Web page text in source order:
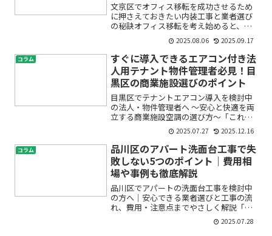
文京区でオフィス移転を成功させるため
に押さえておきたい内装工事と業者選び
の秘訣オフィス移転を考え始めると、
「どれくらい費用がかかるの？」「内装
工事はどう進めれば失敗しない？」「信
頼できる施工会社の選び方は？」など、
不安や疑問が次々と浮かんで...
2025.08.06 2025.09.17
コラム
すぐに導入できるエアコン付き法
人用テナント物件管理者必見！目
黒区の商業施設選びのポイント
目黒区でテナントエアコン導入を検討中
の法人・物件管理者へ 〜安心と快適を両
立する商業施設空調の選び方〜「これか
ら目黒区で店舗やオフィスの物件を借り
たいけれど、エアコンのことがよく分か
らず不安…」「法人用テナントの管理者
として、快適な空調環境...
2025.07.27 2025.12.16
コラム
品川区のアパート洗面台工事で失
敗しない5つのポイント｜費用相
場や事例も徹底解説
品川区でアパートの洗面台工事を検討中
の方へ｜安心できる業者選びと工事の流
れ、費用・注意点までやさしく解説「ア
パートの洗面台が古くて使いにくい」
「賃貸物件のリフォームでどんな工事を
2025.07.28